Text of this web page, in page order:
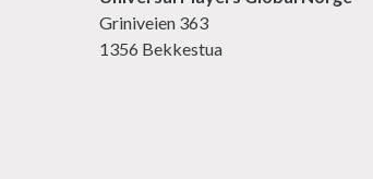
Griniveien 363
1356 Bekkestua